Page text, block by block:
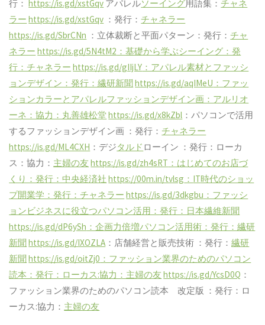
行： https://is.gd/xstGqv アパレルソーイング用語集：チャネ
ラー https://is.gd/xstGqv ：発行：チャネラー
https://is.gd/SbrCNn ：立体裁断と平面パターン：発行：チャ
ネラー https://is.gd/5N4tM2 ：基礎から学ぶシーイング：発
行：チャネラー https://is.gd/gIIjLY ：アパレル素材とファッシ
ョンデザイン：発行：繊研新聞https://is.gd/aqIMeU ：ファッ
ションカラーとアパレルファッションデザイン画：アルリオ
ーネ：協力：丸善雄松堂 https://is.gd/x8kZbl ：パソコンで活用
するファッションデザイン画 ：発行：チャネラー
https://is.gd/ML4CXH ：デジタルド ローイン ：発行：ローカ
ス：協力： 主婦の友 https://is.gd/zh4sRT ：はじめてのお店づ
くり：発行：中央経済社 https://00m.in/tvlsg ： IT時代のショッ
プ開業学：発行：チャネラー https://is.gd/3dkgbu ：ファッシ
ョンビジネスに役立つパソコン活用：発行：日本繊維新聞
https://is.gd/dP6ySh ：企画力倍増パソコン活用術：発行：繊研
新聞https://is.gd/IXOZLA ：店舗経営と販売技術 ：発行：繊研
新聞https://is.gd/oitZj0 ：ファッション業界のためのパソコン
読本：発行：ローカス:協力：主婦の友 https://is.gd/YcsD0Q ：
ファッション業界のためのパソコン読本 改定版 ：発行：ロ
ーカス:協力： 主婦の友